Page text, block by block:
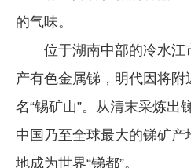
行情报价
的气味。
位于湖南中部的冷水江
产有色金属锑，明代因将
名“锡矿山”。从清末采炼出
中国乃至全球最大的锑矿
地成为世界“锑都”。